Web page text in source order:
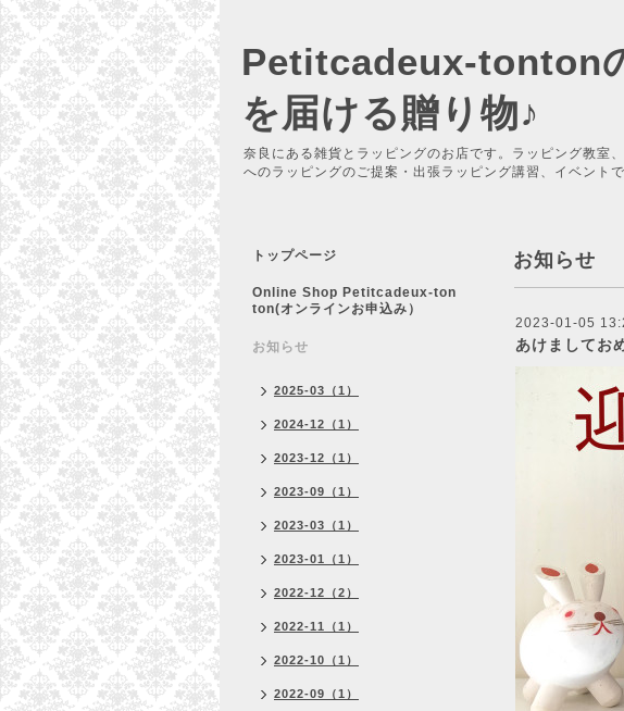
Petitcadeux-tonton
を届ける贈り物♪
奈良にある雑貨とラッピングのお店です。ラッピング教室
へのラッピングのご提案・出張ラッピング講習、イベント
お知らせ
2023-01-05
あけましてお
トップページ
Online Shop Petitcadeux-ton
ton(オンラインお申込み）
お知らせ
2025-03（1）
2024-12（1）
2023-12（1）
2023-09（1）
2023-03（1）
2023-01（1）
2022-12（2）
2022-11（1）
2022-10（1）
2022-09（1）